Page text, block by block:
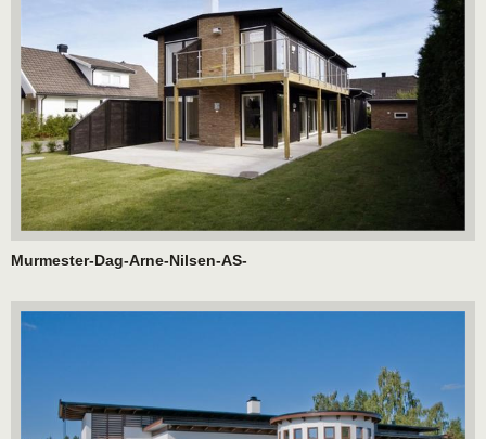
Murmester-Dag-Arne-Nilsen-AS-